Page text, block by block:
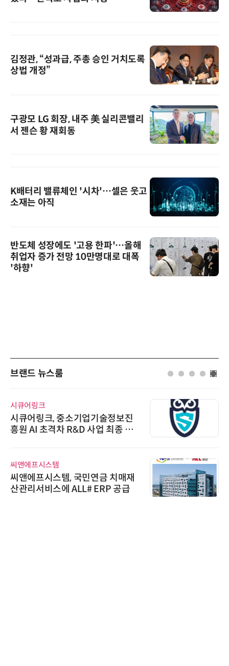
김정관, “성과급, 주총 승인 거치도록
상법 개정”
구광모 LG 회장, 내주 美 실리콘밸리
서 젠슨 황 재회동
K배터리 밸류체인 '시차'…셀은 웃고
소재는 아직
반도체 성장에도 '고용 한파'…올해
취업자 증가 전망 10만명대로 대폭
'하향'
브랜드 뉴스룸
시큐어링크
시큐어링크, 중소기업기술정보진
흥원 AI 초격차 R&D 사업 최종 선
씨앤에프시스템
씨앤에프시스템, 국민연금 치매재
산관리서비스에 ALL# ERP 공급